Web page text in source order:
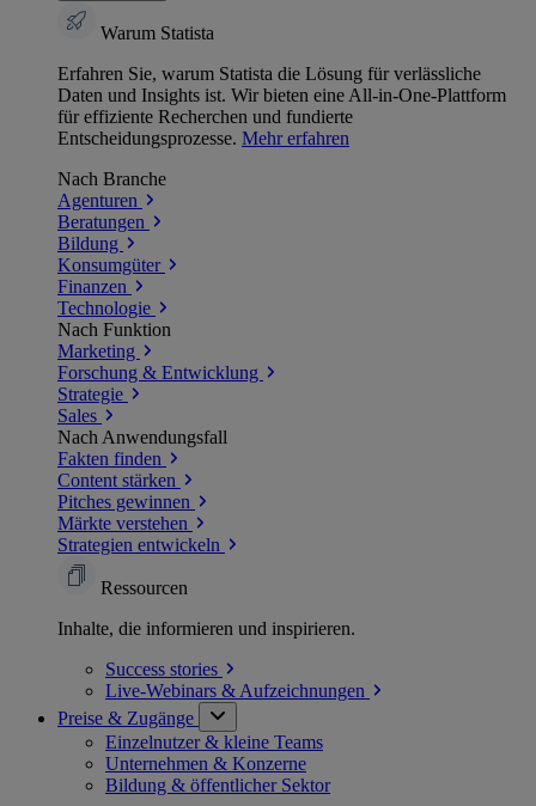
Warum Statista
Erfahren Sie, warum Statista die Lösung für verlässliche
Daten und Insights ist. Wir bieten eine All-in-One-Plattform
für effiziente Recherchen und fundierte
Entscheidungsprozesse. Mehr erfahren
Nach Branche
Agenturen
Beratungen
Bildung
Konsumgüter
Finanzen
Technologie
Nach Funktion
Marketing
Forschung & Entwicklung
Strategie
Sales
Nach Anwendungsfall
Fakten finden
Content stärken
Pitches gewinnen
Märkte verstehen
Strategien entwickeln
Ressourcen
Inhalte, die informieren und inspirieren.
Success stories
Live-Webinars & Aufzeichnungen
Preise & Zugänge
Einzelnutzer & kleine Teams
Unternehmen & Konzerne
Bildung & öffentlicher Sektor